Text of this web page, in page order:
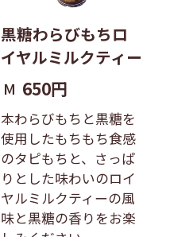
黒糖わらびもちロ
イヤルミルクティー
M 650円
本わらびもちと黒糖を
使用したもちもち食感
のタピもちと、さっぱ
りとした味わいのロイ
ヤルミルクティーの風
味と黒糖の香りをお楽